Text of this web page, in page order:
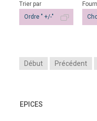
Trier par
Ordre " +/-"
Début Précédent
EPICES